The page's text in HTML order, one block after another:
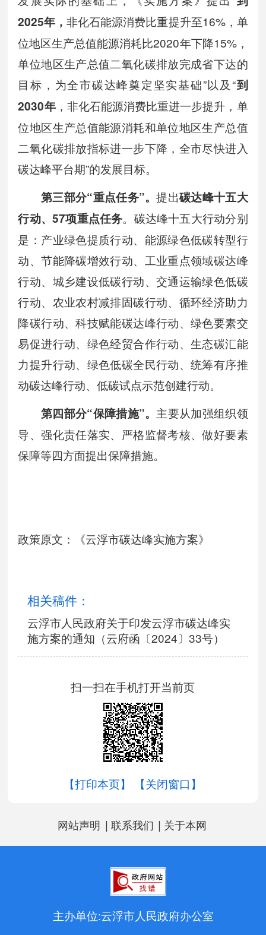
2025年，非化石能源消费比重提升至16%，单
位地区生产总值能源消耗比2020年下降15%，
单位地区生产总值二氧化碳排放完成省下达的
目标，为全市碳达峰奠定坚实基础”以及“到
2030年，非化石能源消费比重进一步提升，单
位地区生产总值能源消耗和单位地区生产总值
二氧化碳排放指标进一步下降，全市尽快进入
碳达峰平台期”的发展目标。
第三部分“重点任务”。提出碳达峰十五大
行动、57项重点任务。碳达峰十五大行动分别
是：产业绿色提质行动、能源绿色低碳转型行
动、节能降碳增效行动、工业重点领域碳达峰
行动、城乡建设低碳行动、交通运输绿色低碳
行动、农业农村减排固碳行动、循环经济助力
降碳行动、科技赋能碳达峰行动、绿色要素交
易促进行动、绿色经贸合作行动、生态碳汇能
力提升行动、绿色低碳全民行动、统筹有序推
动碳达峰行动、低碳试点示范创建行动。
第四部分“保障措施”。 主要从加强组织领
导、强化责任落实、严格监督考核、做好要素
保障等四方面提出保障措施。
政策原文：《云浮市碳达峰实施方案》
相关稿件：
云浮市人民政府关于印发云浮市碳达峰实
施方案的通知（云府函〔2024〕33号）
扫一扫在手机打开当前页
【打印本页】 【关闭窗口】
网站声明 | 联系我们 | 关于本网
主办单位:云浮市人民政府办公室